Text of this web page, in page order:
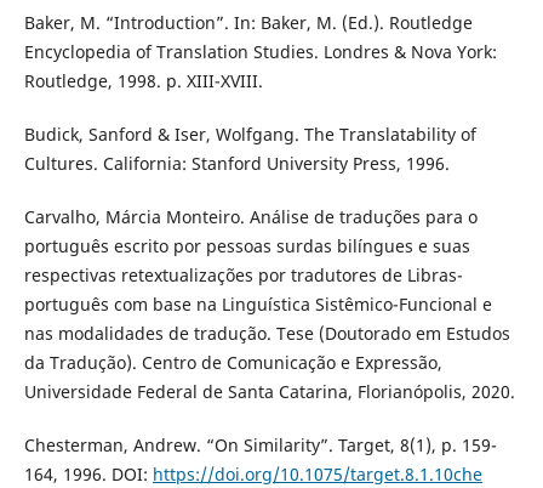
Baker, M. “Introduction”. In: Baker, M. (Ed.). Routledge
Encyclopedia of Translation Studies. Londres & Nova York:
Routledge, 1998. p. XIII-XVIII.
Budick, Sanford & Iser, Wolfgang. The Translatability of
Cultures. California: Stanford University Press, 1996.
Carvalho, Márcia Monteiro. Análise de traduções para o
português escrito por pessoas surdas bilíngues e suas
respectivas retextualizações por tradutores de Libras-
português com base na Linguística Sistêmico-Funcional e
nas modalidades de tradução. Tese (Doutorado em Estudos
da Tradução). Centro de Comunicação e Expressão,
Universidade Federal de Santa Catarina, Florianópolis, 2020.
Chesterman, Andrew. “On Similarity”. Target, 8(1), p. 159-
164, 1996. DOI: https://doi.org/10.1075/target.8.1.10che